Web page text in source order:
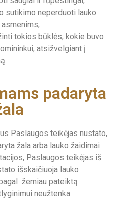
sutikimo neperduoti lauko
tokios būklės, kokie buvo
atsižvelgiant į
padaryta
Paslaugos teikėjas nustato,
žala arba lauko žaidimai
Paslaugos teikėjas iš
išskaičiuoja lauko
žemiau pateiktą
neužtenka